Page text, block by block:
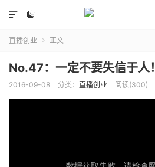


直播创业  正文
No.47：一定不要失信于人！
2016-09-08 分类： 直播创业 阅读(300)